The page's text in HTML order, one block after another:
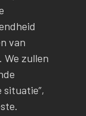
van
zullen